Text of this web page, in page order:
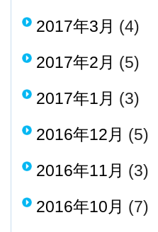
2017年3月 (4)
2017年2月 (5)
2017年1月 (3)
2016年12月 (5)
2016年11月 (3)
2016年10月 (7)